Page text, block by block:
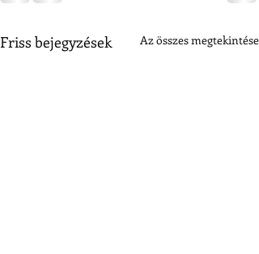
Friss bejegyzések Az összes megtekintése